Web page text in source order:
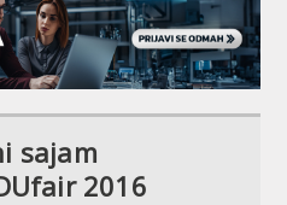
sajam
2016